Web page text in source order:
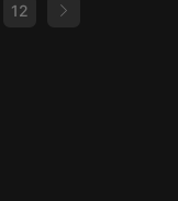
12